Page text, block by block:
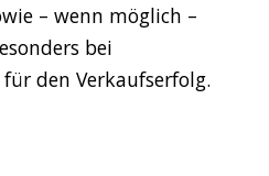
– wenn möglich –
bei
den Verkaufserfolg.